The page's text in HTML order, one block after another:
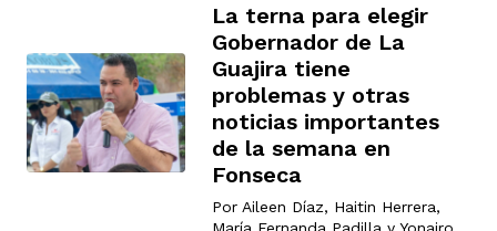
La terna para elegir
Gobernador de La
Guajira tiene
problemas y otras
noticias importantes
de la semana en
Fonseca
Por Aileen Díaz, Haitin Herrera,
María Fernanda Padilla y Yonairo